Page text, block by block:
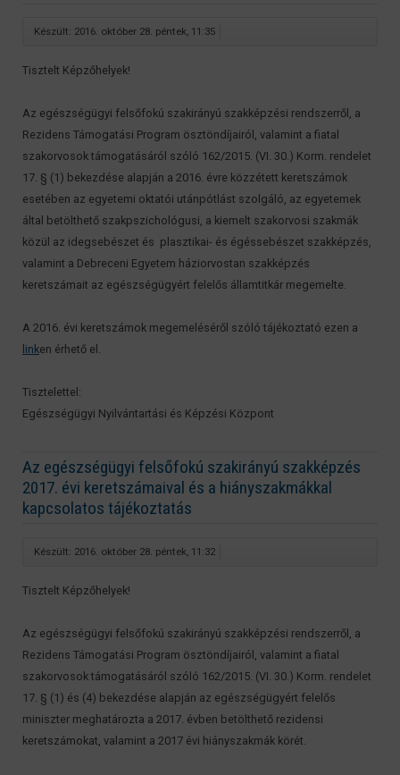
Készült: 2016. október 28. péntek, 11:35
Tisztelt Képzőhelyek!
Az egészségügyi felsőfokú szakirányú szakképzési rendszerről, a
Rezidens Támogatási Program ösztöndíjairól, valamint a fiatal
szakorvosok támogatásáról szóló 162/2015. (VI. 30.) Korm. rendelet
17. § (1) bekezdése alapján a 2016. évre közzétett keretszámok
esetében az egyetemi oktatói utánpótlást szolgáló, az egyetemek
által betölthető szakpszichológusi, a kiemelt szakorvosi szakmák
közül az idegsebészet és plasztikai- és égéssebészet szakképzés,
valamint a Debreceni Egyetem háziorvostan szakképzés
keretszámait az egészségügyért felelős államtitkár megemelte.
A 2016. évi keretszámok megemeléséről szóló tájékoztató ezen a
linken érhető el.
Tisztelettel:
Egészségügyi Nyilvántartási és Képzési Központ
Az egészségügyi felsőfokú szakirányú szakképzés
2017. évi keretszámaival és a hiányszakmákkal
kapcsolatos tájékoztatás
Készült: 2016. október 28. péntek, 11:32
Tisztelt Képzőhelyek!
Az egészségügyi felsőfokú szakirányú szakképzési rendszerről, a
Rezidens Támogatási Program ösztöndíjairól, valamint a fiatal
szakorvosok támogatásáról szóló 162/2015. (VI. 30.) Korm. rendelet
17. § (1) és (4) bekezdése alapján az egészségügyért felelős
miniszter meghatározta a 2017. évben betölthető rezidensi
keretszámokat, valamint a 2017 évi hiányszakmák körét.